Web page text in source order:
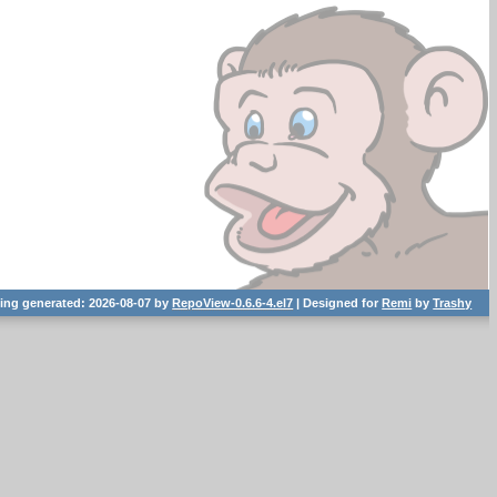
generated: 2026-08-07 by RepoView-0.6.6-4.el7 | Designed forRemi byTrashy